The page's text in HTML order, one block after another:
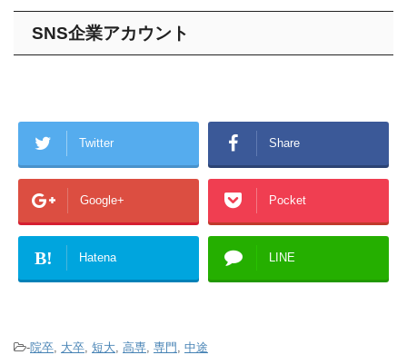
SNS企業アカウント
Twitter Share
Google+ Pocket
B! Hatena LINE
-院卒 大卒 短大 高専 専門
中途